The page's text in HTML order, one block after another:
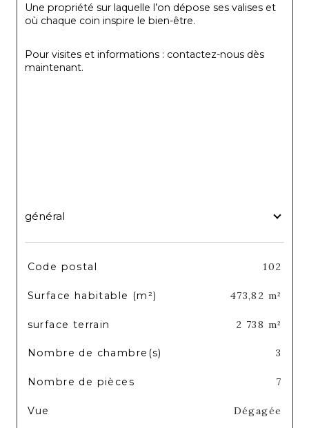
Une propriété sur laquelle l’on dépose ses valises et
où chaque coin inspire le bien-être.
Pour visites et informations : contactez-nous dès
maintenant.
général
TRAD_SIROCCO_Caracteristique
Code postal 102
Surface habitable (m²) 473,82 m²
surface terrain 2 738 m²
Nombre de chambre(s) 3
Nombre de pièces 7
Vue Dégagée